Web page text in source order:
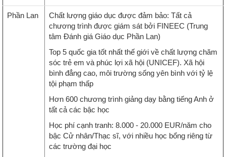
Phần Lan
Chất lượng giáo dục được đảm bảo: Tất cả
chương trình được giám sát bởi FINEEC (Trung
tâm Đánh giá Giáo dục Phần Lan)
Top 5 quốc gia tốt nhất thế giới về chất lượng chăm
sóc trẻ em và phúc lợi xã hội (UNICEF). Xã hội
bình đẳng cao, môi trường sống yên bình với tỷ lệ
tội phạm thấp
Hơn 600 chương trình giảng dạy bằng tiếng Anh ở
tất cả các bậc học
Học phí cạnh tranh: 8.000 - 20.000 EUR/năm cho
bậc Cử nhân/Thạc sĩ, với nhiều học bổng riêng từ
các trường đại học